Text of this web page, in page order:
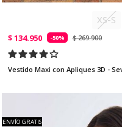
XS-S
$ 134.950 -50% $ 269.900
Vestido Maxi con Apliques 3D -
ENVÍO GRATIS